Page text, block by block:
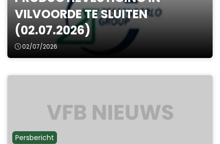
VILVOORDE TE SLUITEN
(02.07.2026)
02/07/2026
Persbericht